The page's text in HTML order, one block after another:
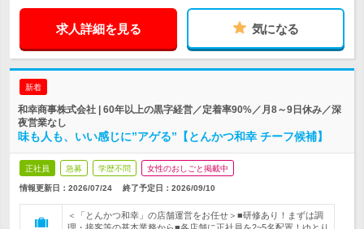
求人詳細を見る 気になる
新着
和幸商事株式会社 | 60年以上の黒字経営／定着率90%／月8～9日休み／深
夜営業なし
味も人も、いい感じに”アゲる”【とんかつ和幸 チーフ候補】
正社員 急募 学歴不問 女性のおしごと掲載中
情報更新日：2026/07/24 終了予定日： 2026/09/10
＜「とんかつ和幸」の店舗運営をお任せ＞■研修あり！まずは調